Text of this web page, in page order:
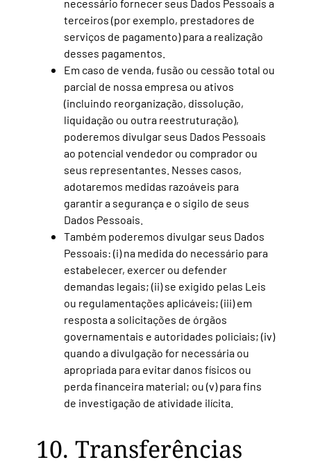
necessário fornecer seus Dados Pessoais a
terceiros (por exemplo, prestadores de
serviços de pagamento) para a realização
desses pagamentos.
Em caso de venda, fusão ou cessão total ou
parcial de nossa empresa ou ativos
(incluindo reorganização, dissolução,
liquidação ou outra reestruturação),
poderemos divulgar seus Dados Pessoais
ao potencial vendedor ou comprador ou
seus representantes. Nesses casos,
adotaremos medidas razoáveis para
garantir a segurança e o sigilo de seus
Dados Pessoais.
Também poderemos divulgar seus Dados
Pessoais: (i) na medida do necessário para
estabelecer, exercer ou defender
demandas legais; (ii) se exigido pelas Leis
ou regulamentações aplicáveis; (iii) em
resposta a solicitações de órgãos
governamentais e autoridades policiais; (iv)
quando a divulgação for necessária ou
apropriada para evitar danos físicos ou
perda financeira material; ou (v) para fins
de investigação de atividade ilícita.
10. Transferências